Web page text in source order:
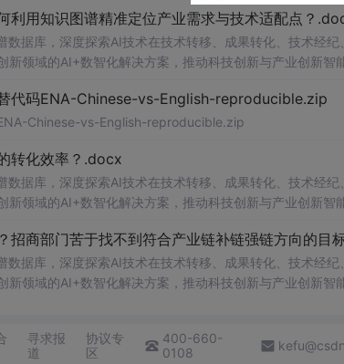
利用知识图谱精准定位产业需求与技术适配点？
据库，深度探索AI技术在技术转移、成果转化、技术经
新领域的AI+数智化解决方案，推动科技创新与产业创新智
代码ENA-Chinese-vs-English-reproducible.zip
Chinese-vs-English-reproducible.zip
转化效率？.docx
据库，深度探索AI技术在技术转移、成果转化、技术经
新领域的AI+数智化解决方案，推动科技创新与产业创新智
招商部门苦于找不到符合产业链补链强链方向的目
据库，深度探索AI技术在技术转移、成果转化、技术经
新领域的AI+数智化解决方案，推动科技创新与产业创新智
寻求报
道
协议专
区
400-660-
0108